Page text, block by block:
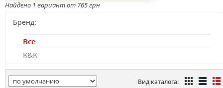
Найдено 1 вариант от 765 грн
Бренд:
Все
K&K
Вид каталога: